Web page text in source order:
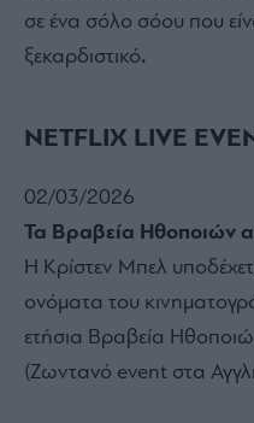
σε ένα σόλο σόου που
ξεκαρδιστικό.
NETFLIX LIVE
02/03/2026
Τα Βραβεία Ηθοποιών
Η Κρίστεν Μπελ
ονόματα του
ετήσια Βραβεία
(Ζωντανό event στα